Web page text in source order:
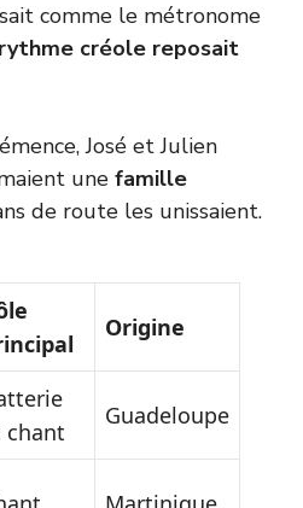
comme le métronome
créole reposait
José et Julien
une famille
de route les unissaient.
Origine
chant
Guadeloupe